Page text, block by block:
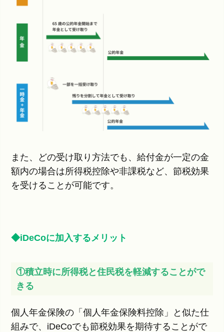
また、どの受け取り方法でも、給付金が一定の金
額内の場合は所得税控除や非課税など、節税効果
を受けることが可能です。
◆iDeCoに加入するメリット
①積立時に所得税と住民税を軽減することがで
きる
個人年金保険の「個人年金保険料控除」と似た仕
組みで、iDeCoでも節税効果を期待することがで